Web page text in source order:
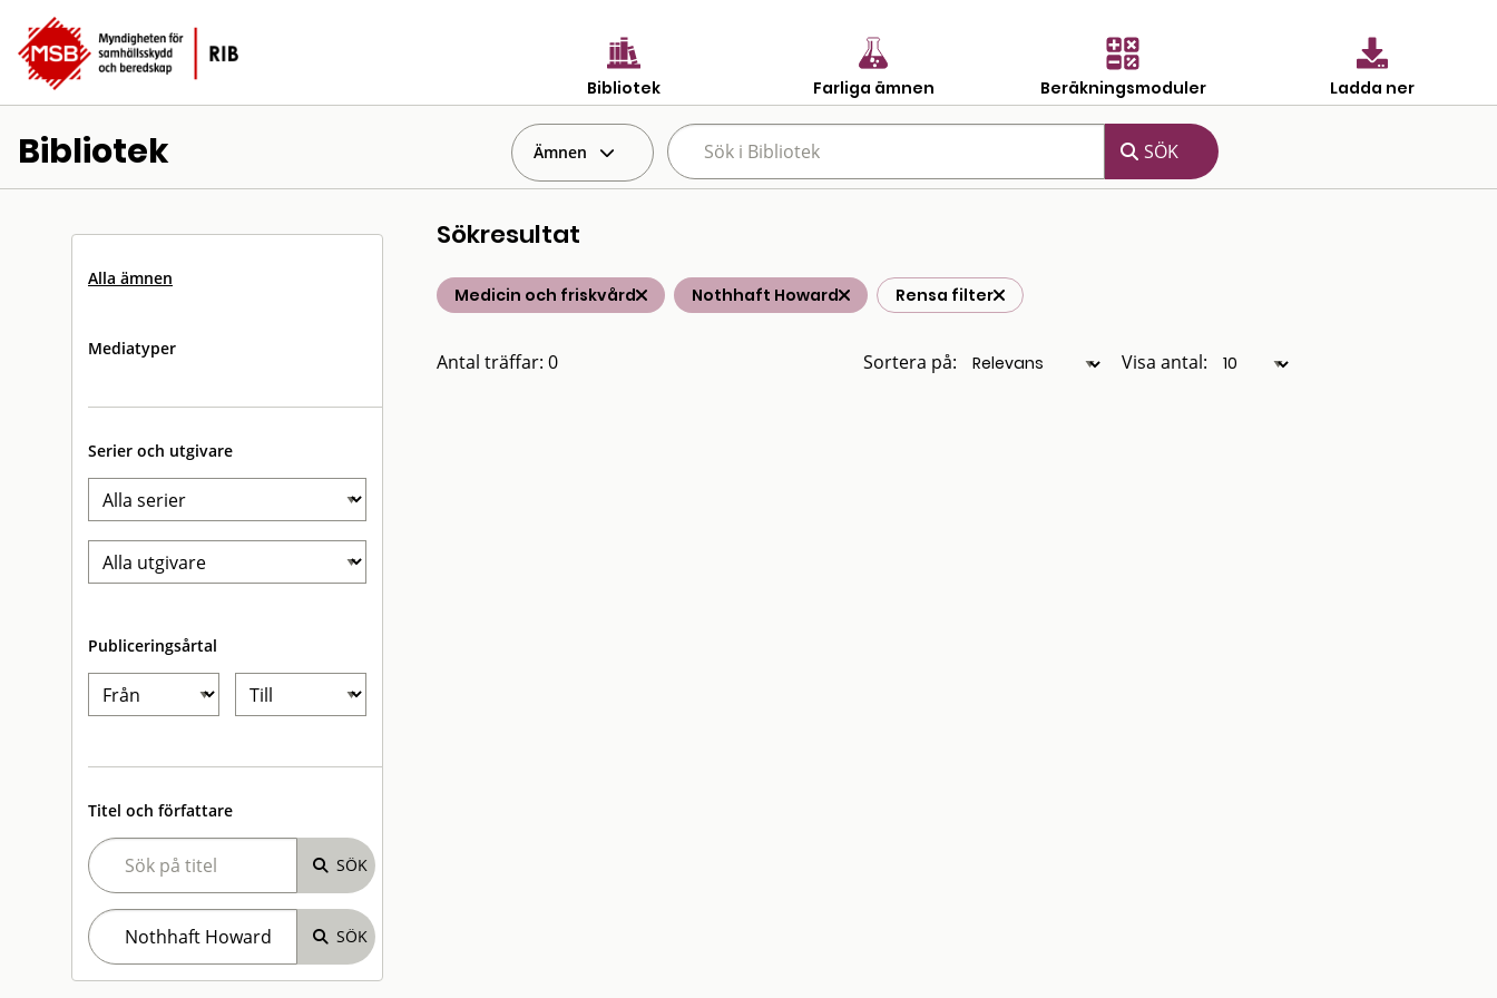
Bibliotek Farliga ämnen Beräkningsmoduler Ladda ner
Bibliotek Ämnen
Alla ämnen
Mediatyper
Serier och utgivare
Publiceringsårtal
Titel och författare
Sökresultat
Medicin och friskvård Nothhaft Howard Rensa filter
Antal träffar: 0 Sortera på: Visa antal: